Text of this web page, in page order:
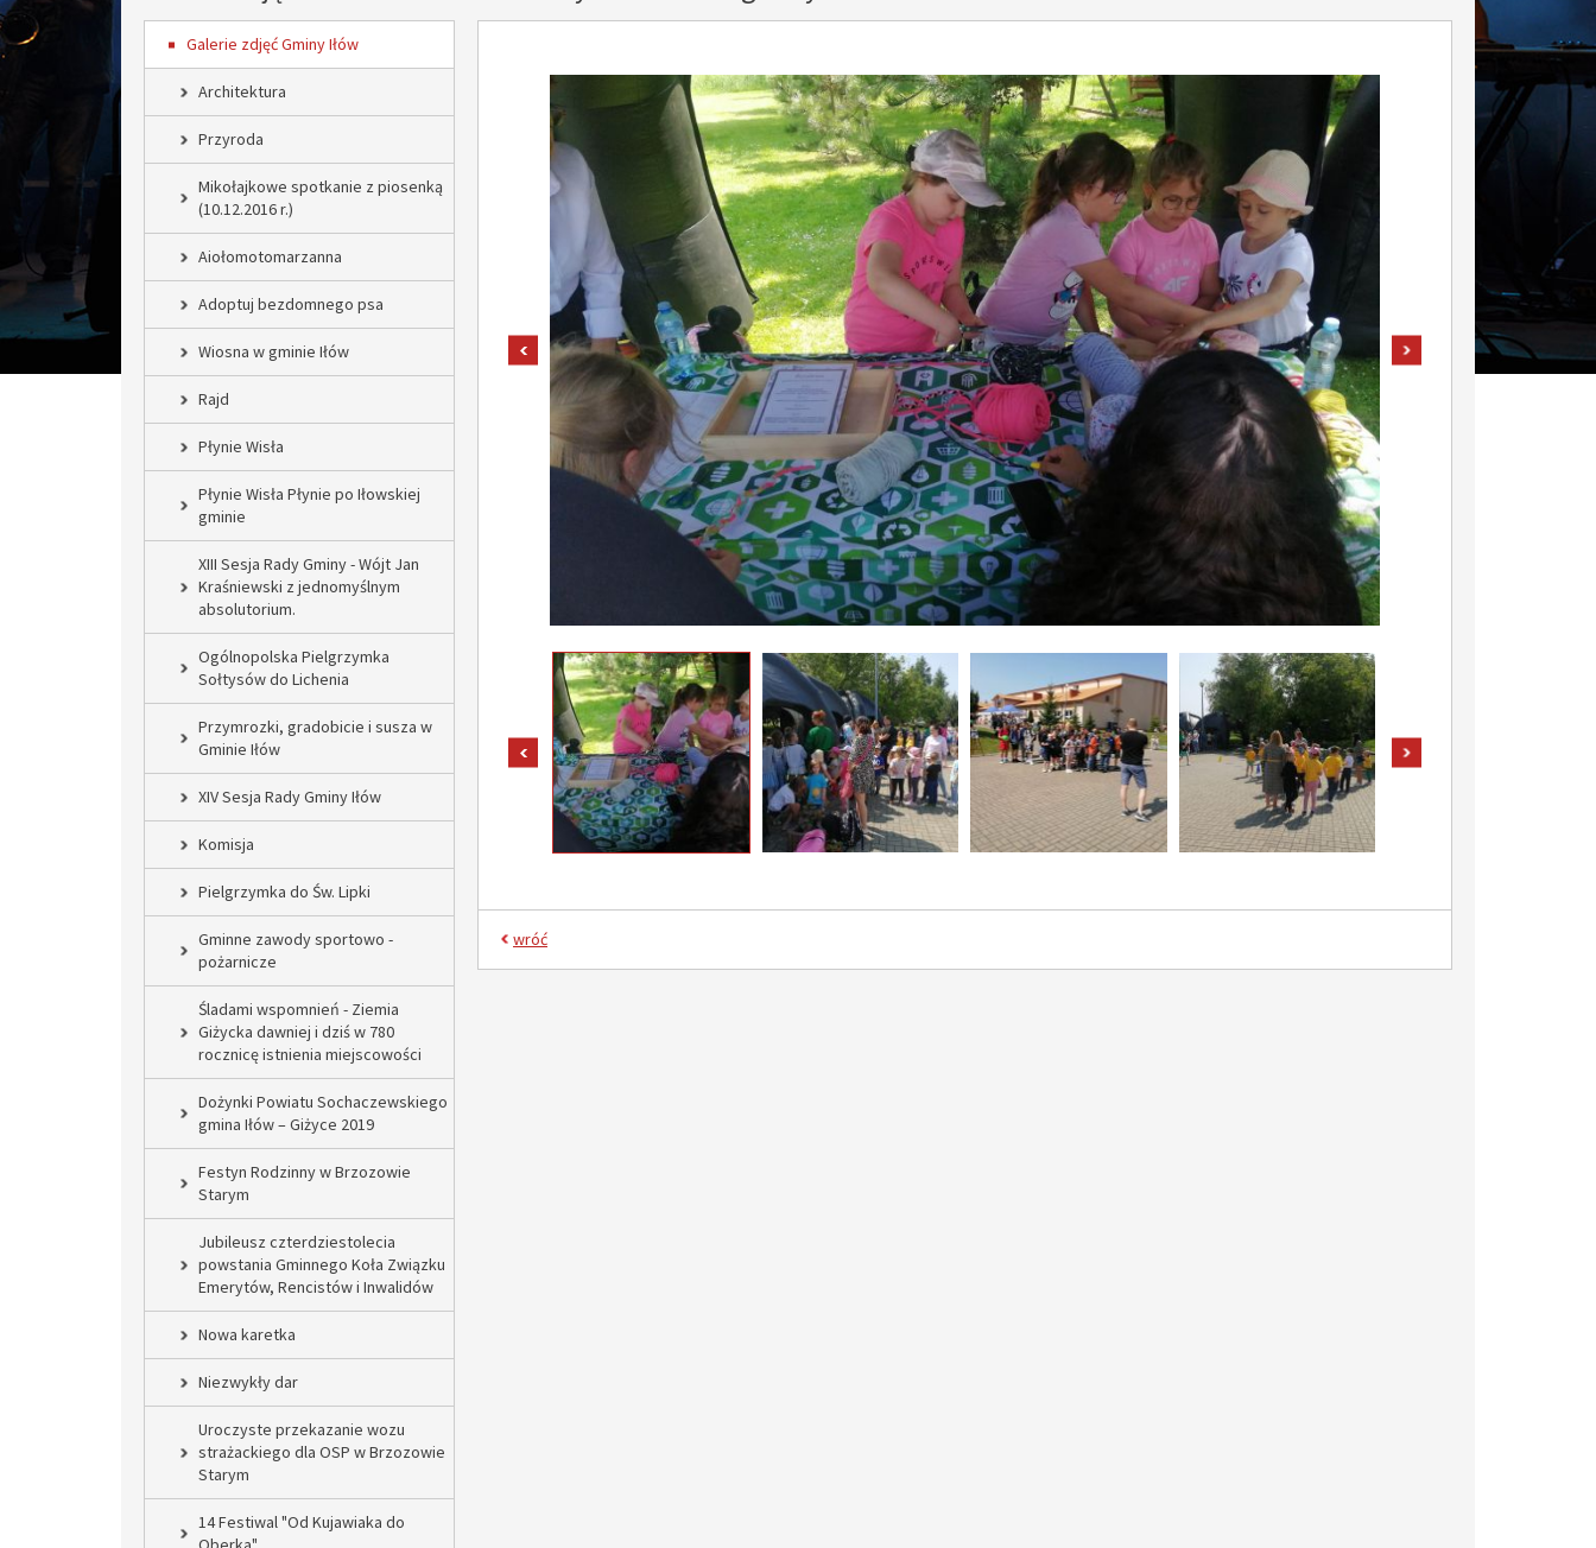
Galerie zdjęć Gminy Iłów
Architektura
Przyroda
Mikołajkowe spotkanie z piosenką
(10.12.2016 r.)
Aiołomotomarzanna
Adoptuj bezdomnego psa
Wiosna w gminie Iłów
Rajd
Płynie Wisła
Płynie Wisła Płynie po Iłowskiej
gminie
XIII Sesja Rady Gminy - Wójt Jan
Kraśniewski z jednomyślnym
absolutorium.
Ogólnopolska Pielgrzymka
Sołtysów do Lichenia
Przymrozki, gradobicie i susza w
Gminie Iłów
XIV Sesja Rady Gminy Iłów
Komisja
Pielgrzymka do Św. Lipki
Gminne zawody sportowo -
pożarnicze
Śladami wspomnień - Ziemia
Giżycka dawniej i dziś w 780
rocznicę istnienia miejscowości
Dożynki Powiatu Sochaczewskiego
gmina Iłów – Giżyce 2019
Festyn Rodzinny w Brzozowie
Starym
Jubileusz czterdziestolecia
powstania Gminnego Koła Związku
Emerytów, Rencistów i Inwalidów
Nowa karetka
Niezwykły dar
Uroczyste przekazanie wozu
strażackiego dla OSP w Brzozowie
Starym
14 Festiwal "Od Kujawiaka do
pokaż poprzednie zdjęcie pokaż następne zdjęcie
pokaż poprzednie zdjęcia
wróć